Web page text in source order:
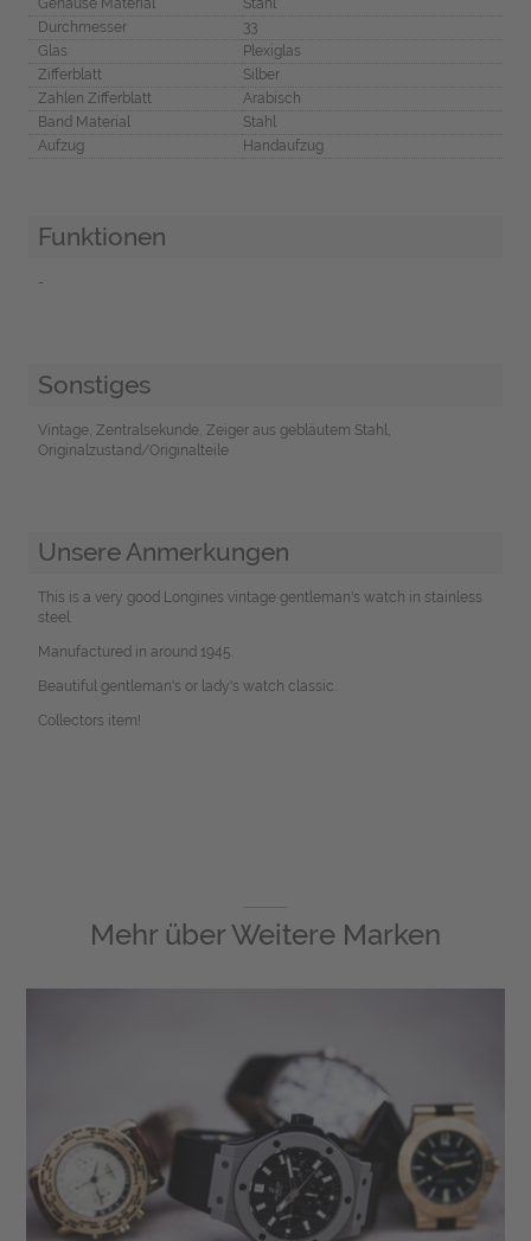
Gehäuse Material
Stahl
Durchmesser
33
Glas
Plexiglas
Zifferblatt
Silber
Zahlen Zifferblatt
Arabisch
Band Material
Stahl
Aufzug
Handaufzug
Funktionen
-
Sonstiges
Vintage, Zentralsekunde, Zeiger aus gebläutem Stahl,
Originalzustand/Originalteile
Unsere Anmerkungen
This is a very good Longines vintage gentleman's watch in stainless
steel.
Manufactured in around 1945.
Beautiful gentleman's or lady's watch classic.
Collectors item!
Mehr überWeitere Marken